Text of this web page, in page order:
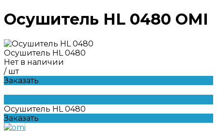
Осушитель HL 0480 OMI
Осушитель HL 0480
Нет в наличии
/ шт
Заказать
Осушитель HL 0480
Заказать